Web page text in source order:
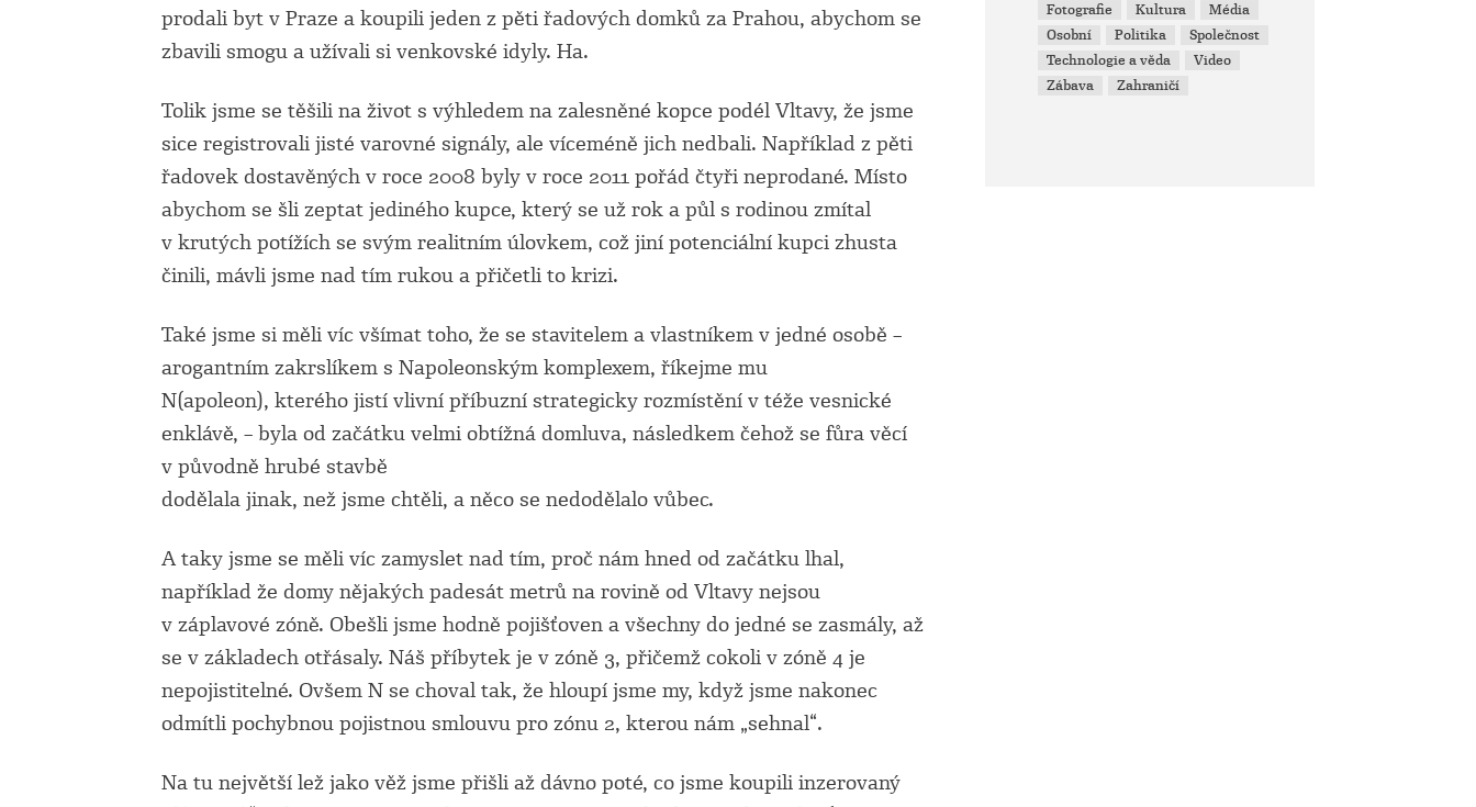
prodali byt v Praze a koupili jeden z pěti řadových domků za Prahou, abychom se
zbavili smogu a užívali si venkovské idyly. Ha.
Tolik jsme se těšili na život s výhledem na zalesněné kopce podél Vltavy, že jsme
sice registrovali jisté varovné signály, ale víceméně jich nedbali. Například z pěti
řadovek dostavěných v roce 2008 byly v roce 2011 pořád čtyři neprodané. Místo
abychom se šli zeptat jediného kupce, který se už rok a půl s rodinou zmítal
v krutých potížích se svým realitním úlovkem, což jiní potenciální kupci zhusta
činili, mávli jsme nad tím rukou a přičetli to krizi.
Také jsme si měli víc všímat toho, že se stavitelem a vlastníkem v jedné osobě –
arogantním zakrslíkem s Napoleonským komplexem, říkejme mu
N(apoleon), kterého jistí vlivní příbuzní strategicky rozmístění v téže vesnické
enklávě, – byla od začátku velmi obtížná domluva, následkem čehož se fůra věcí
v původně hrubé stavbě
dodělala jinak, než jsme chtěli, a něco se nedodělalo vůbec.
A taky jsme se měli víc zamyslet nad tím, proč nám hned od začátku lhal,
například že domy nějakých padesát metrů na rovině od Vltavy nejsou
v záplavové zóně. Obešli jsme hodně pojišťoven a všechny do jedné se zasmály, až
se v základech otřásaly. Náš příbytek je v zóně 3, přičemž cokoli v zóně 4 je
nepojistitelné. Ovšem N se choval tak, že hloupí jsme my, když jsme nakonec
odmítli pochybnou pojistnou smlouvu pro zónu 2, kterou nám „sehnal“.
Na tu největší lež jako věž jsme přišli až dávno poté, co jsme koupili inzerovaný
Fotografie
Kultura
Média
Osobní
Politika
Společnost
Technologie a věda
Video
Zábava
Zahraničí